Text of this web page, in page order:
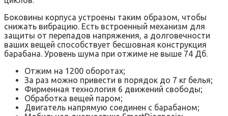
Боковины корпуса устроены таким образом, чтобы
снижать вибрацию. Есть встроенный механизм для
защиты от перепадов напряжения, а долговечности
ваших вещей способствует бесшовная конструкция
барабана. Уровень шума при отжиме не выше 74 Дб.
Отжим на 1200 оборотах;
За раз можно привести в порядок до 7 кг белья;
Фирменная технология 6 движений свободы;
Обработка вещей паром;
Двигатель напрямую соединен с барабаном;